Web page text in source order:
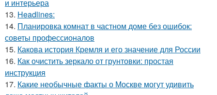
и интерьера
13. Headlines:
14. Планировка комнат в частном доме без ошибок:
советы профессионалов
15. Какова история Кремля и его значение для России
16. Как очистить зеркало от грунтовки: простая
инструкция
17. Какие необычные факты о Москве могут удивить